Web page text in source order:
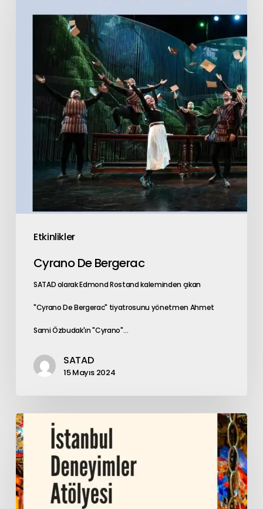
Etkinlikler
Cyrano De Bergerac
SATAD olarak Edmond Rostand kaleminden çıkan
"Cyrano De Bergerac" tiyatrosunu yönetmen Ahmet
Sami Özbudak'ın "Cyrano"…
SATAD
15 Mayıs 2024